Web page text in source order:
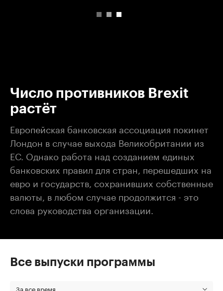
Число противников Brexit
растёт
Европейская банковская ассоциация покинет
Лондон в случае выхода Великобритании из
ЕС. Однако работа над созданием единых
банковских правил для стран, перешедших на
евро и государств, сохранивших собственные
валюты, в любом случае продолжится - это
слова руководства организации.
Все выпуски программы
За все время